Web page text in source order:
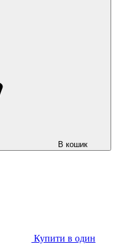
В кошик
Купити в один